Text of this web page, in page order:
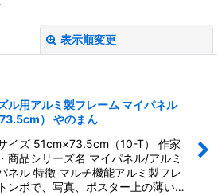
表示順変更
絞り込む
ル用アルミ製フレーム マイパネル
） やのまん
イズ 51cm×73.5cm（10-T） 作家
商品シリーズ名 マイパネル/アルミ
ネル 特徴 マルチ機能アルミ製フレ
ンボで、写真、ポスター上の薄い…